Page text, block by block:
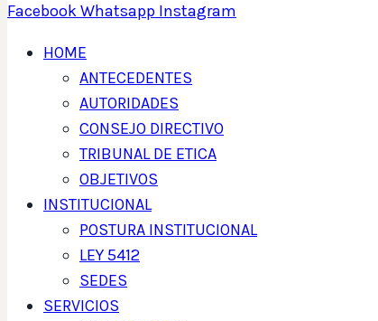
FacebookWhatsapp Instagram
HOME
ANTECEDENTES
AUTORIDADES
CONSEJO DIRECTIVO
TRIBUNAL DE ETICA
OBJETIVOS
INSTITUCIONAL
POSTURA INSTITUCIONAL
LEY 5412
SEDES
SERVICIOS